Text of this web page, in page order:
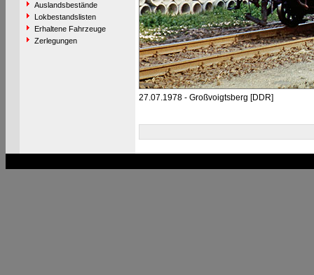
Auslandsbestände
Lokbestandslisten
Erhaltene Fahrzeuge
Zerlegungen
27.07.1978 - Großvoigtsberg [DDR]